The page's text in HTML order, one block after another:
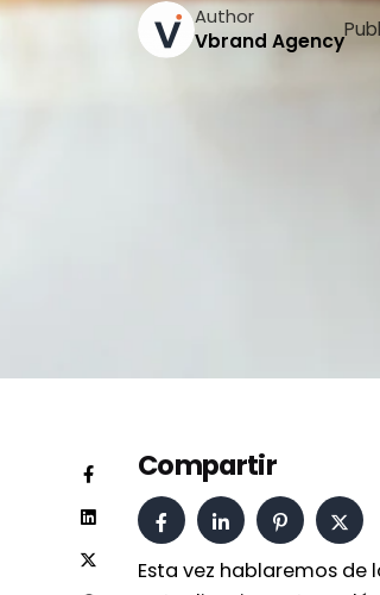
Author
Vbrand Agency
Compartir
Esta vez hablaremos de